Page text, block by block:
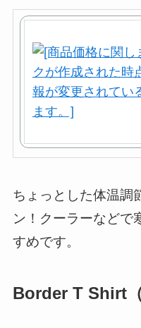
ちょっとした体温調
ン！クーラーなどで
すめです。
Border T Shirt